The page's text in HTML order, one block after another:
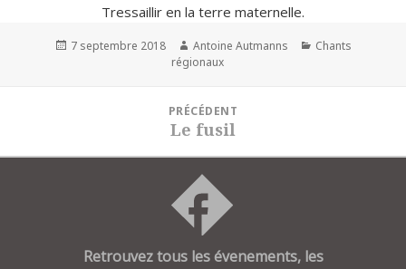
Tressaillir en la terre maternelle.
Publié
7 septembre 2018 Auteur
Antoine Autmanns Catégories
Chants
régionaux
PRÉCÉDENT
Le fusil
Retrouvez tous les évenements, les